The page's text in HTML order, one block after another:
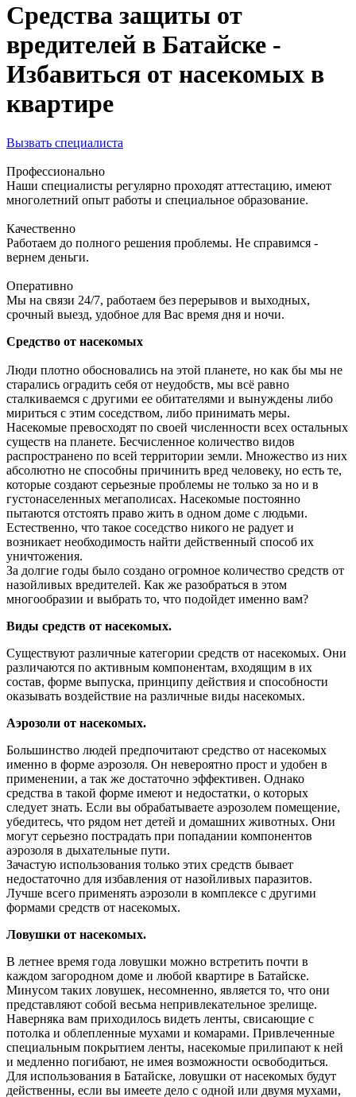
Средства защиты от
вредителей в Батайске -
Избавиться от насекомых в
квартире
Вызвать специалиста
Профессионально
Наши специалисты регулярно проходят аттестацию, имеют
многолетний опыт работы и специальное образование.
Качественно
Работаем до полного решения проблемы. Не справимся -
вернем деньги.
Оперативно
Мы на связи 24/7, работаем без перерывов и выходных,
срочный выезд, удобное для Вас время дня и ночи.
Средство от насекомых
Люди плотно обосновались на этой планете, но как бы мы не
старались оградить себя от неудобств, мы всё равно
сталкиваемся с другими ее обитателями и вынуждены либо
мириться с этим соседством, либо принимать меры.
Насекомые превосходят по своей численности всех остальных
существ на планете. Бесчисленное количество видов
распространено по всей территории земли. Множество из них
абсолютно не способны причинить вред человеку, но есть те,
которые создают серьезные проблемы не только за но и в
густонаселенных мегаполисах. Насекомые постоянно
пытаются отстоять право жить в одном доме с людьми.
Естественно, что такое соседство никого не радует и
возникает необходимость найти действенный способ их
уничтожения.
За долгие годы было создано огромное количество средств от
назойливых вредителей. Как же разобраться в этом
многообразии и выбрать то, что подойдет именно вам?
Виды средств от насекомых.
Существуют различные категории средств от насекомых. Они
различаются по активным компонентам, входящим в их
состав, форме выпуска, принципу действия и способности
оказывать воздействие на различные виды насекомых.
Аэрозоли от насекомых.
Большинство людей предпочитают средство от насекомых
именно в форме аэрозоля. Он невероятно прост и удобен в
применении, а так же достаточно эффективен. Однако
средства в такой форме имеют и недостатки, о которых
следует знать. Если вы обрабатываете аэрозолем помещение,
убедитесь, что рядом нет детей и домашних животных. Они
могут серьезно пострадать при попадании компонентов
аэрозоля в дыхательные пути.
Зачастую использования только этих средств бывает
недостаточно для избавления от назойливых паразитов.
Лучше всего применять аэрозоли в комплексе с другими
формами средств от насекомых.
Ловушки от насекомых.
В летнее время года ловушки можно встретить почти в
каждом загородном доме и любой квартире в Батайске.
Минусом таких ловушек, несомненно, является то, что они
представляют собой весьма непривлекательное зрелище.
Наверняка вам приходилось видеть ленты, свисающие с
потолка и облепленные мухами и комарами. Привлеченные
специальным покрытием ленты, насекомые прилипают к ней
и медленно погибают, не имея возможности освободиться.
Для использования в Батайске, ловушки от насекомых будут
действенны, если вы имеете дело с одной или двумя мухами,